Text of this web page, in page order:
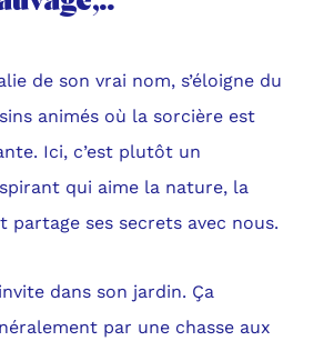
de son vrai nom, s’éloigne du
animés où la sorcière est
Ici, c’est plutôt un
qui aime la nature, la
partage ses secrets avec nous.
dans son jardin. Ça
par une chasse aux